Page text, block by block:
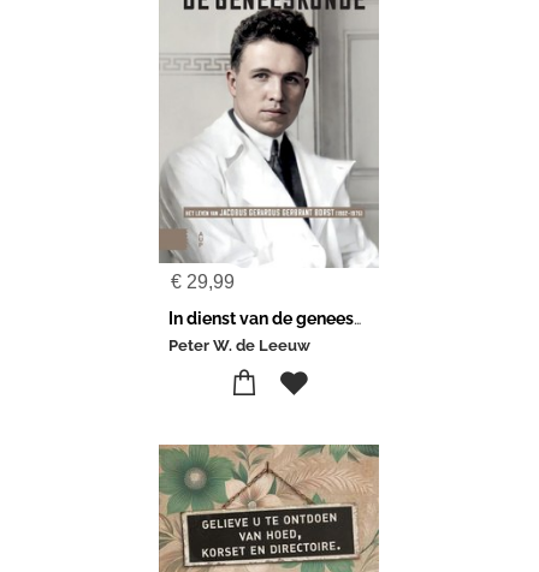
€ 29,99
In dienst van de geneeskunde
Peter W. de Leeuw